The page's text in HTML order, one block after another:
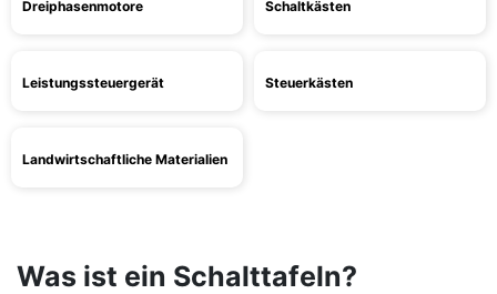
Dreiphasenmotore Schaltkästen
Leistungssteuergerät Steuerkästen
Landwirtschaftliche Materialien
Was ist ein Schalttafeln?